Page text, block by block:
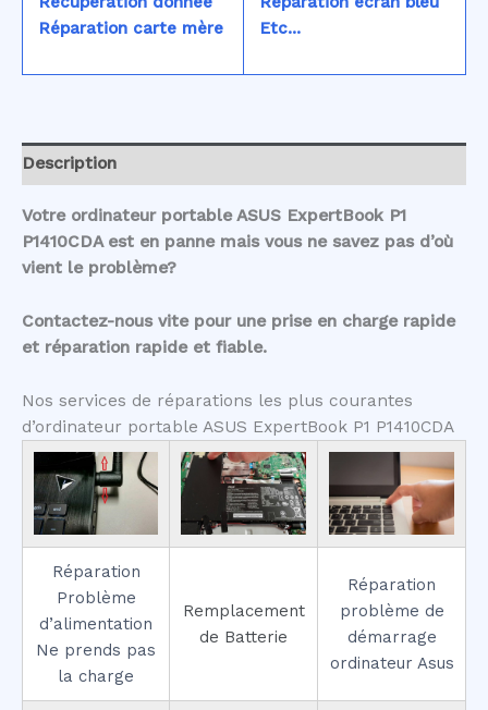
Réparation carte mère
Etc...
Description
Votre ordinateur portable ASUS ExpertBook P1
P1410CDA est en panne mais vous ne savez pas d’où
vient le problème?
Contactez-nous vite pour une prise en charge rapide
et réparation rapide et fiable.
Nos services de réparations les plus courantes
d’ordinateur portable ASUS ExpertBook P1 P1410CDA
Réparation
Problème
d’alimentation
Ne prends pas
la charge
Remplacement
de Batterie
Réparation
problème de
démarrage
ordinateur Asus